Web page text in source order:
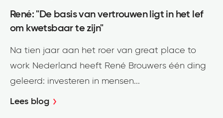
René: "De basis van vertrouwen ligt in het lef
om kwetsbaar te zijn"
Na tien jaar aan het roer van great place to
work Nederland heeft René Brouwers één ding
geleerd: investeren in mensen...
Lees blog